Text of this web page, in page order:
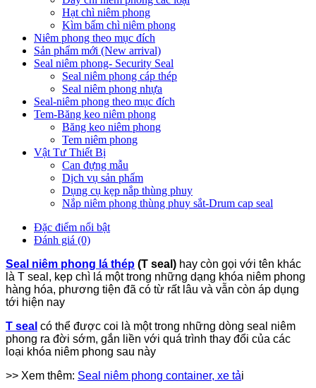
Hạt chì niêm phong
Kìm bấm chì niêm phong
Niêm phong theo mục đích
Sản phẩm mới (New arrival)
Seal niêm phong- Security Seal
Seal niêm phong cáp thép
Seal niêm phong nhựa
Seal-niêm phong theo mục đích
Tem-Băng keo niêm phong
Băng keo niêm phong
Tem niêm phong
Vật Tư Thiết Bị
Can đựng mẫu
Dịch vụ sản phẩm
Dụng cụ kẹp nắp thùng phuy
Nắp niêm phong thùng phuy sắt-Drum cap seal
Đặc điểm nổi bật
Đánh giá (0)
Seal niêm phong lá thép (T seal) hay còn gọi với tên khác
là T seal, kẹp chì lá một trong những dạng khóa niêm phong
hàng hóa, phương tiện đã có từ rất lâu và vẫn còn áp dụng
tới hiện nay
T seal có thể được coi là một trong những dòng seal niêm
phong ra đời sớm, gắn liền với quá trình thay đổi của các
loại khóa niêm phong sau này
>> Xem thêm: Seal niêm phong container, xe tải